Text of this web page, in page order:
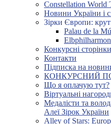
Constellation World
Новини України і
Зірки Європи:
Palau de la
Конкурсні сторінки
Контакти
Підписка на
КОНКУРСНИЙ
Що я оплачую тут?
Віртуальні
Медалісти та
Алеї Зірок України
Alley of Stars: